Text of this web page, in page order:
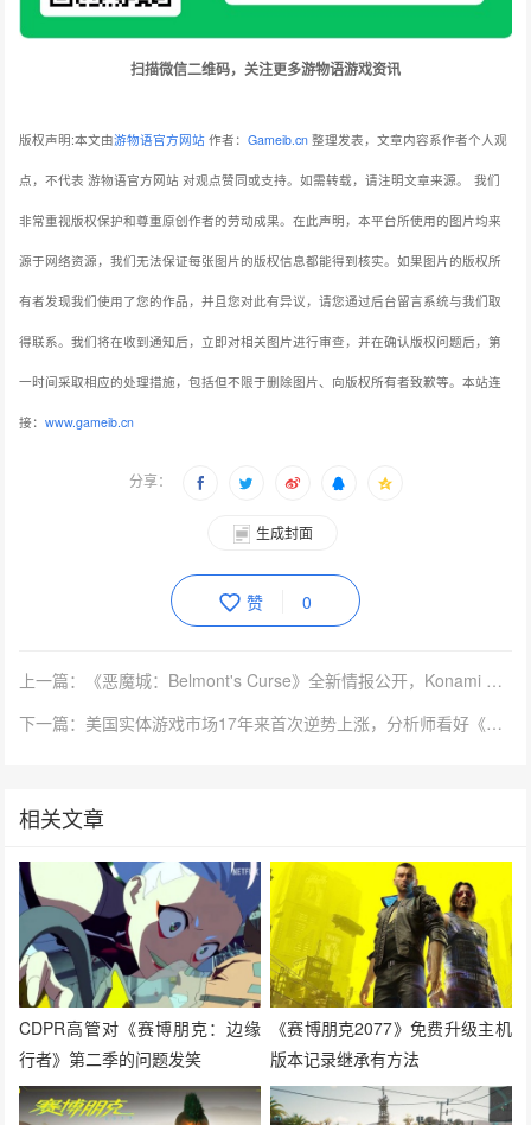
扫描微信二维码，关注更多游物语游戏资讯
版权声明:本文由游物语官方网站 作者：Gameib.cn 整理发表，文章内容系作者个人观
点，不代表 游物语官方网站 对观点赞同或支持。如需转载，请注明文章来源。 我们
非常重视版权保护和尊重原创作者的劳动成果。在此声明，本平台所使用的图片均来
源于网络资源，我们无法保证每张图片的版权信息都能得到核实。如果图片的版权所
有者发现我们使用了您的作品，并且您对此有异议，请您通过后台留言系统与我们取
得联系。我们将在收到通知后，立即对相关图片进行审查，并在确认版权问题后，第
一时间采取相应的处理措施，包括但不限于删除图片、向版权所有者致歉等。本站连
接：www.gameib.cn
分享：
生成封面
赞 0
上一篇：《恶魔城：Belmont's Curse》全新情报公开，Konami 2D动作新作情报释出
下一篇：美国实体游戏市场17年来首次逆势上涨，分析师看好《GTA6》推动效应
相关文章
CDPR高管对《赛博朋克：边缘
行者》第二季的问题发笑
《赛博朋克2077》免费升级主机
版本记录继承有方法